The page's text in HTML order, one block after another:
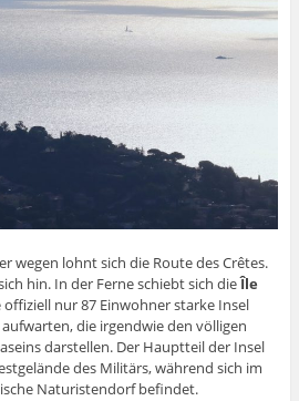
wegen lohnt sich die Route des Crêtes.
hin. In der Ferne schiebt sich dieÎle
nur 87 Einwohner starke Insel
die irgendwie den völligen
darstellen. Der Hauptteil der Insel
des Militärs, während sich im
Naturistendorf befindet.